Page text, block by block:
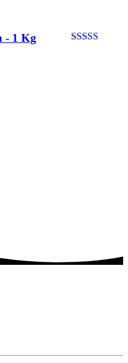
- 1 Kg